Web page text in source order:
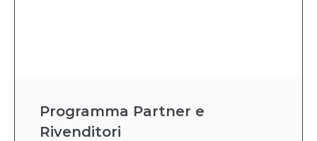
Programma Partner e
Rivenditori